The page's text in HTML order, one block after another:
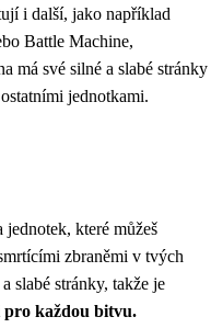
i další, jako například
Battle Machine,
má své silné a slabé stránky
jednotkami.
jednotek, které můžeš
zbraněmi v tvých
slabé stránky, takže je
pro každou bitvu.